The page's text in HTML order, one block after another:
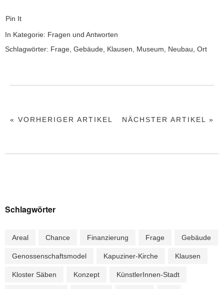
Pin It
In Kategorie: Fragen und Antworten
Schlagwörter: Frage Gebäude Klausen Museum Neubau Ort
NÄCHSTER ARTIKEL »
« VORHERIGER ARTIKEL
Schlagwörter
Areal Chance Finanzierung Frage Gebäude
Genossenschaftsmodel Kapuziner-Kirche Klausen
Kloster Säben Konzept KünstlerInnen-Stadt